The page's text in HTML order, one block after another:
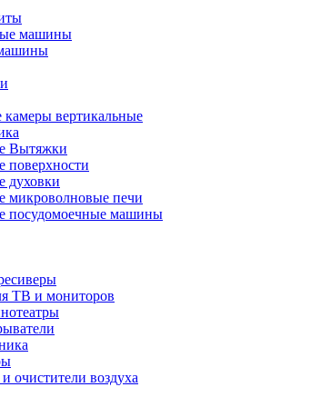
машины
вертикальные
Вытяжки
поверхности
духовки
микроволновые печи
посудомоечные машины
ТВ и мониторов
очистители воздуха